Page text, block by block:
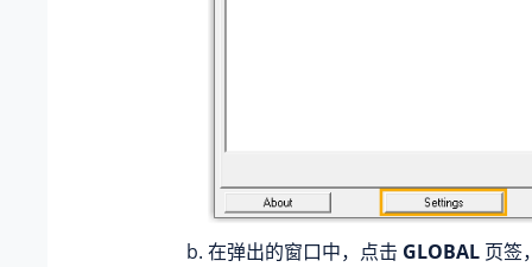
在弹出的窗口中，点击 GLOBAL 页签